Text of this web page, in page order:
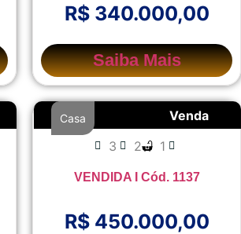
R$ 340.000,00
Saiba Mais
Venda
Casa
3 2 1
VENDIDA I Cód. 1137
R$ 450.000,00